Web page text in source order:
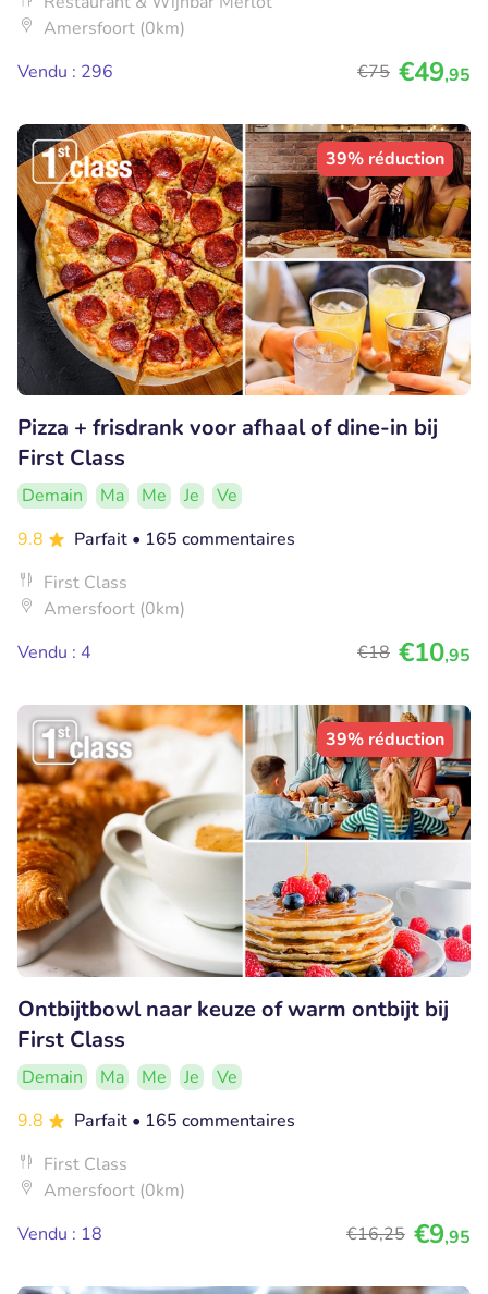
Amersfoort (0km)
Vendu : 296
€75 €49,95
39% réduction
Pizza + frisdrank voor afhaal of dine-in bij
First Class
Demain Ma Me Je
Ve
9.8
Parfait • 165 commentaires
First Class
Amersfoort (0km)
Vendu : 4
€18 €10,95
39% réduction
Ontbijtbowl naar keuze of warm ontbijt bij
First Class
Demain Ma Me Je
Ve
9.8
Parfait • 165 commentaires
First Class
Amersfoort (0km)
Vendu : 18
€16,25 €9,95